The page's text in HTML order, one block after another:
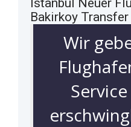
Bakirkoy
Wir